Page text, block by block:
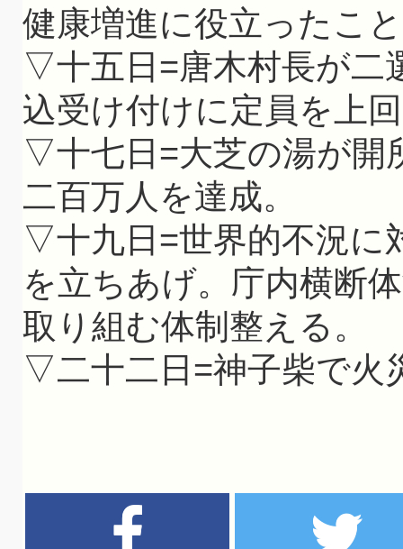
健康増進に役立ったこ
▽十五日=唐木村長が二
込受け付けに定員を上
▽十七日=大芝の湯が開
二百万人を達成。
▽十九日=世界的不況に
を立ちあげ。庁内横断
取り組む体制整える。
▽二十二日=神子柴で火